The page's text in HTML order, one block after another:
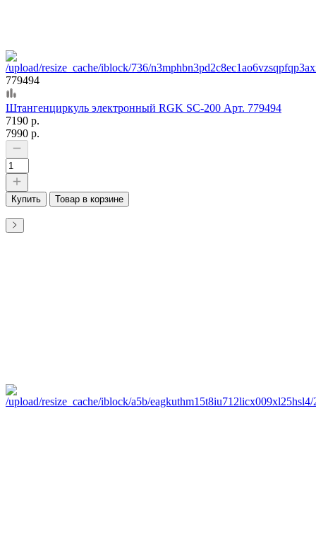
779494
Штангенциркуль электронный RGK SC-200 Арт. 779494
7190 р.
7990 р.
Купить Товар в корзине